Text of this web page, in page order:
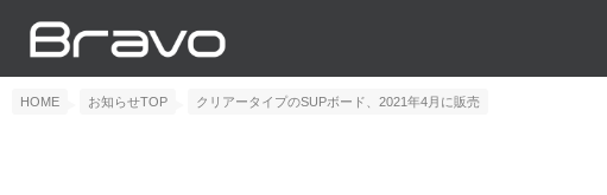
HOME お知らせTOP クリアータイプのSUPボード、2021年4月に販売